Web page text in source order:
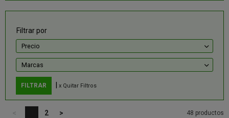
Filtrar por
Precio
Marcas
x Quitar Filtros
2 > 48 productos